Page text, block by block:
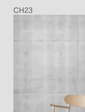
CH23